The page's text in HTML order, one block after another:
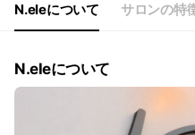
Sat09:30 - 18:30
不定休
N.eleについて サロンの特
N.eleについて